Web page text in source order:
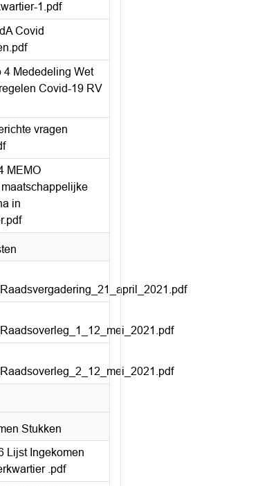
1.pdf
Covid
4 Mededeling Wet
Covid-19 RV
vragen
MEMO
in
Stukken
Lijst Ingekomen
.pdf